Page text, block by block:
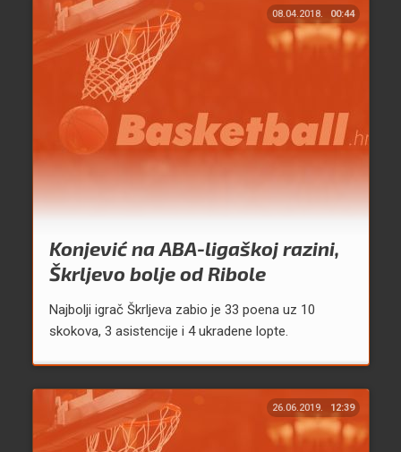
08.04.2018. 00:44
Konjević na ABA-ligaškoj razini,
Škrljevo bolje od Ribole
Najbolji igrač Škrljeva zabio je 33 poena uz 10
skokova, 3 asistencije i 4 ukradene lopte.
26.06.2019. 12:39